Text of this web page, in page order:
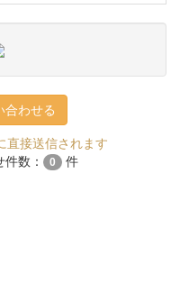
合わせる
直接送信されます
数：
0 件